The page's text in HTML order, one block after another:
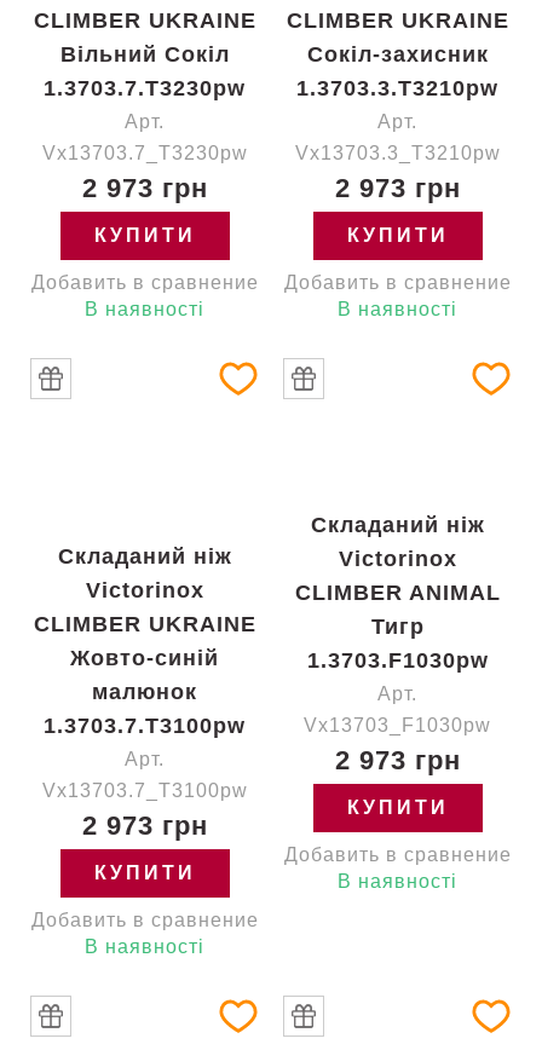
CLIMBER UKRAINE
Вільний Сокіл
1.3703.7.T3230pw
Арт.
Vx13703.7_T3230pw
2 973 грн
КУПИТИ
Добавить в сравнение
В наявності
CLIMBER UKRAINE
Сокіл-захисник
1.3703.3.T3210pw
Арт.
Vx13703.3_T3210pw
2 973 грн
КУПИТИ
Добавить в сравнение
В наявності
Складаний ніж
Victorinox
CLIMBER UKRAINE
Жовто-синій
малюнок
1.3703.7.T3100pw
Арт.
Vx13703.7_T3100pw
2 973 грн
КУПИТИ
Добавить в сравнение
В наявності
Складаний ніж
Victorinox
CLIMBER ANIMAL
Тигр
1.3703.F1030pw
Арт.
Vx13703_F1030pw
2 973 грн
КУПИТИ
Добавить в сравнение
В наявності